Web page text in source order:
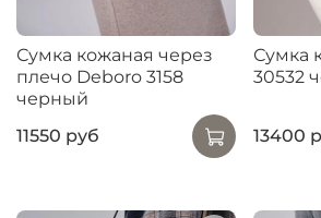
Сумка кожаная через
плечо Deboro 3158
черный
11550 руб
Сумка
30532
13400